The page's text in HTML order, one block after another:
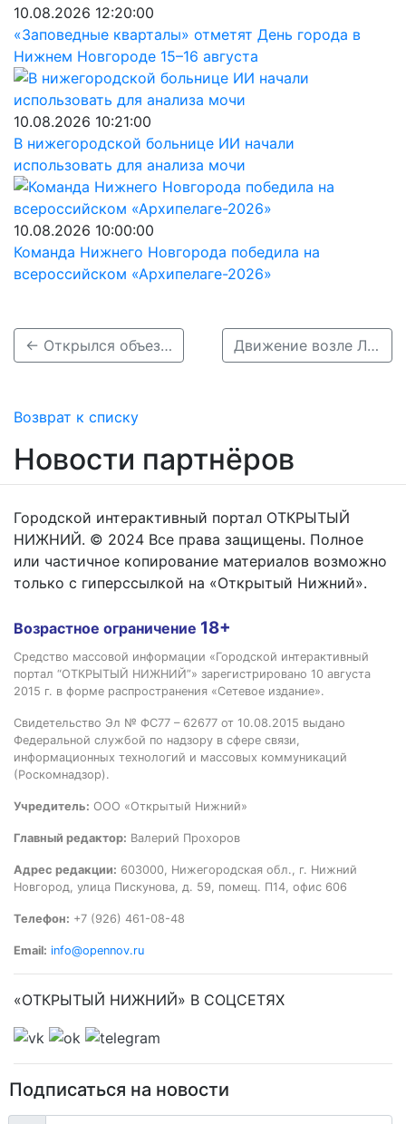
10.08.2026 12:20:00
«Заповедные кварталы» отметят День города в
Нижнем Новгороде 15–16 августа
10.08.2026 10:21:00
В нижегородской больнице ИИ начали
использовать для анализа мочи
10.08.2026 10:00:00
Команда Нижнего Новгорода победила на
всероссийском «Архипелаге-2026»
← Открылся объезд площади Свободы в Нижнем Новгороде Движение возле Лыковой дамбы ограничили из-за строительства тоннеля →
Возврат к списку
Новости партнёров
Городской интерактивный портал ОТКРЫТЫЙ
НИЖНИЙ. © 2024 Все права защищены. Полное
или частичное копирование материалов возможно
только с гиперссылкой на «Открытый Нижний».
Возрастное ограничение 18+
Средство массовой информации «Городской интерактивный
портал “ОТКРЫТЫЙ НИЖНИЙ”» зарегистрировано 10 августа
2015 г. в форме распространения «Сетевое издание».
Свидетельство Эл № ФС77 – 62677 от 10.08.2015 выдано
Федеральной службой по надзору в сфере связи,
информационных технологий и массовых коммуникаций
(Роскомнадзор).
Учредитель: ООО «Открытый Нижний»
Главный редактор: Валерий Прохоров
Адрес редакции: 603000, Нижегородская обл., г. Нижний
Новгород, улица Пискунова, д. 59, помещ. П14, офис 606
Телефон: +7 (926) 461-08-48
Email: info@opennov.ru
«ОТКРЫТЫЙ НИЖНИЙ» В СОЦСЕТЯХ
Подписаться на новости